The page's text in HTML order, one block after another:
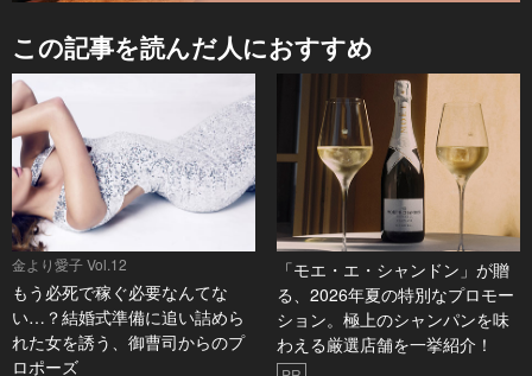
この記事を読んだ人におすすめ
金より愛子 Vol.12
もう必死で稼ぐ必要なんてな
い…？結婚式準備に追い詰めら
れた女を誘う、御曹司からのプ
ロポーズ
「モエ・エ・シャンドン」が贈
る、2026年夏の特別なプロモー
ション。極上のシャンパンを味
わえる厳選店舗を一挙紹介！